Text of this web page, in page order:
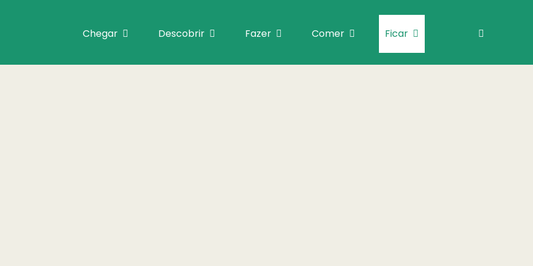
Chegar Descobrir Fazer Comer Ficar